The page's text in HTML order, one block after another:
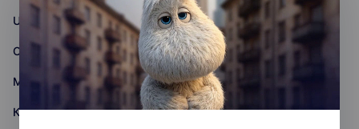
UX/UI дизайн
Отрисовка иллюстраций
Motion-дизайн
Копирайтинг